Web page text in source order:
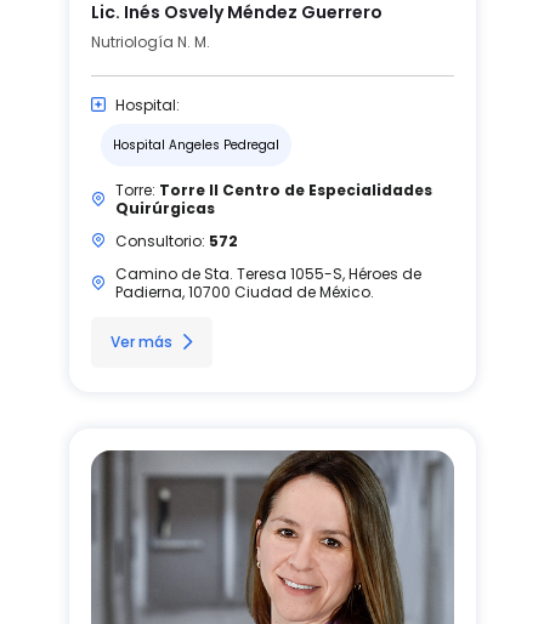
Lic. Inés Osvely Méndez Guerrero
Nutriología N. M.
Hospital:
Hospital Angeles Pedregal
Torre: Torre II Centro de Especialidades
Quirúrgicas
Consultorio: 572
Camino de Sta. Teresa 1055-S, Héroes de
Padierna, 10700 Ciudad de México.
Ver más